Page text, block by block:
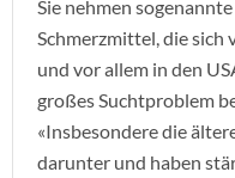
Sie nehmen
Schmerzmittel, die
und vor allem in den
großes Suchtproblem
«Insbesondere die
darunter und haben